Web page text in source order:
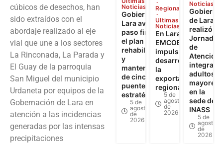
cúbicos de desechos, han
sido extraídos con el
abordaje realizado al eje
vial que une a los sectores
La Rinconada, La Parada y
El Guay de la parroquia
San Miguel del municipio
Urdaneta por equipos de la
Gobernación de Lara en
atención a las incidencias
generadas por las intensas
precipitaciones
Noticias
Gobierno de
Lara avanza a
paso firme en
el plan de
rehabilitación
y
mantenimiento
de cinco
puentes
estratégicos
5 de
agosto
de
2026
Regional
Ultimas
Noticias
En Lara:
EMCOEX
impulsa el
desarrollo y
la
exportación
regional
5 de
agosto
de
2026
Noticias
Gobierno
de Lara
realizó
Jornada
de
Atención
integral a
adultos
mayores
en la
sede del
INASS
5 de
agosto
de
2026